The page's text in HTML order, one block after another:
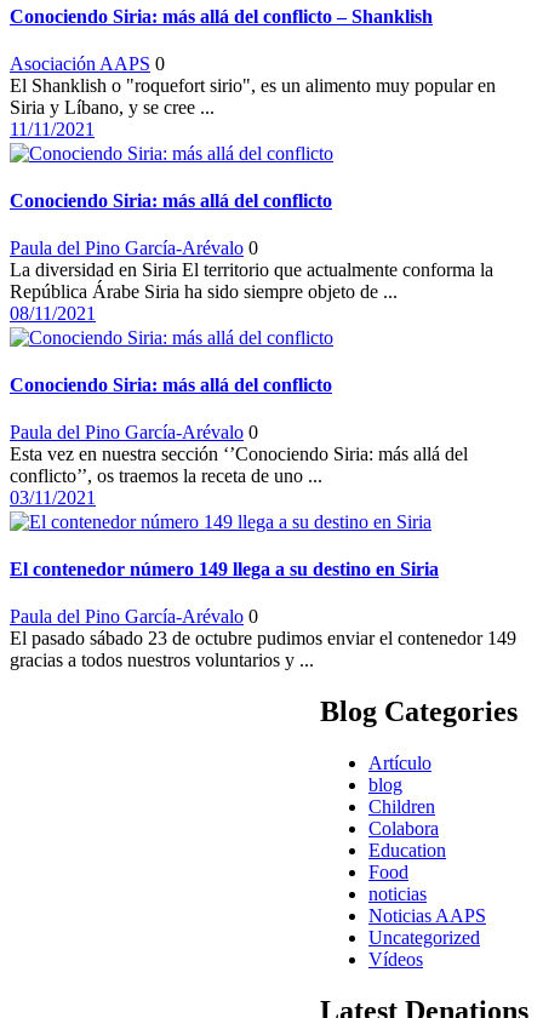
Conociendo Siria: más allá del conflicto – Shanklish
Asociación AAPS 0
El Shanklish o "roquefort sirio", es un alimento muy popular en
Siria y Líbano, y se cree ...
11/11/2021
Conociendo Siria: más allá del conflicto
Paula del Pino García-Arévalo 0
La diversidad en Siria El territorio que actualmente conforma la
República Árabe Siria ha sido siempre objeto de ...
08/11/2021
Conociendo Siria: más allá del conflicto
Paula del Pino García-Arévalo 0
Esta vez en nuestra sección ‘’Conociendo Siria: más allá del
conflicto’’, os traemos la receta de uno ...
03/11/2021
El contenedor número 149 llega a su destino en Siria
Paula del Pino García-Arévalo 0
El pasado sábado 23 de octubre pudimos enviar el contenedor 149
gracias a todos nuestros voluntarios y ...
Blog Categories
Artículo
blog
Children
Colabora
Education
Food
noticias
Noticias AAPS
Uncategorized
Vídeos
Latest Denations